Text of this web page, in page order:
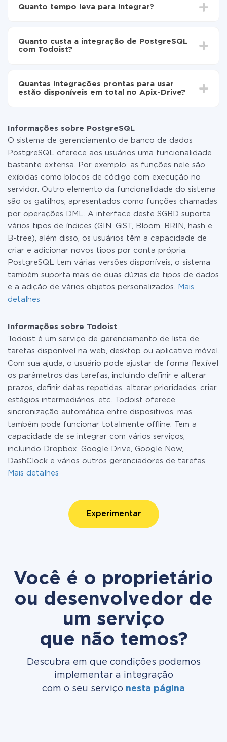
Todoist
automaticamente de PostgreSQL para Todoist
Quanto tempo leva para integrar?
30 minutos. Em média, a configuração leva de 10 a 15
minutos.
Quanto custa a integração de PostgreSQL
com Todoist?
as tarifas. Você paga apenas pela quantidade de
dados que é realmente transferida de um de seus
ou mudar para um de pago, se necessário. Mais
detalhes sobretarifas.
Quantas integrações prontas para usar
estão disponíveis em total no Apix-Drive?
Informações sobre PostgreSQL
O sistema de gerenciamento de banco de dados
PostgreSQL oferece aos usuários uma funcionalidade
bastante extensa. Por exemplo, as funções nele são
exibidas como blocos de código com execução no
servidor. Outro elemento da funcionalidade do sistema
são os gatilhos, apresentados como funções chamadas
por operações DML. A interface deste SGBD suporta
vários tipos de índices (GIN, GiST, Bloom, BRIN, hash e
B-tree), além disso, os usuários têm a capacidade de
criar e adicionar novos tipos por conta própria.
PostgreSQL tem várias versões disponíveis; o sistema
também suporta mais de duas dúzias de tipos de dados
e a adição de vários objetos personalizados.
Mais
detalhes
Informações sobre Todoist
Todoist é um serviço de gerenciamento de lista de
tarefas disponível na web, desktop ou aplicativo móvel.
Com sua ajuda, o usuário pode ajustar de forma flexível
os parâmetros das tarefas, incluindo definir e alterar
prazos, definir datas repetidas, alterar prioridades, criar
estágios intermediários, etc. Todoist oferece
sincronização automática entre dispositivos, mas
também pode funcionar totalmente offline. Tem a
capacidade de se integrar com vários serviços,
incluindo Dropbox, Google Drive, Google Now,
DashClock e vários outros gerenciadores de tarefas.
Mais detalhes
Experimentar
Você é o proprietário
ou desenvolvedor de
um serviço
que não temos?
Descubra em que condições podemos
implementar a integração
com o seu serviço nesta página